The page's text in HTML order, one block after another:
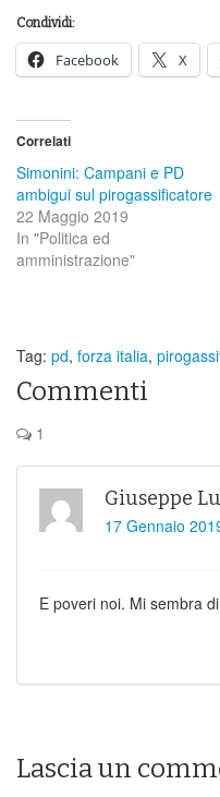
Condividi:
Facebook X
Correlati
Simonini: Campani e PD
ambigui sul pirogassificatore
22 Maggio 2019
In "Politica ed
amministrazione"
Tag: pd, forza italia,
Commenti
1
Giuseppe
17 Gennaio
E poveri noi. Mi sembra
Lascia un